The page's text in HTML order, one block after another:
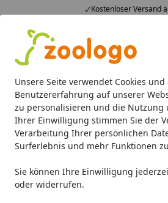
Unsere Seite verwendet Cookies
Benutzererfahrung auf unserer
zu personalisieren und die Nutzung
Ihrer Einwilligung stimmen Sie der
Verarbeitung Ihrer persönlichen
Surferlebnis und mehr Funktionen
Sie können Ihre Einwilligung
oder widerrufen.
Kostenloser Versand
4,74
23.587 Bewertungen
Alle Produkte
Alle Produkte Angebote
Hund Hundefutter
Startseite
Hund Hundefutter